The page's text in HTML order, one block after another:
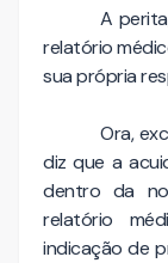
A
relatório
sua própria
Ora,
diz que a
dentro da
relatório
indicação de